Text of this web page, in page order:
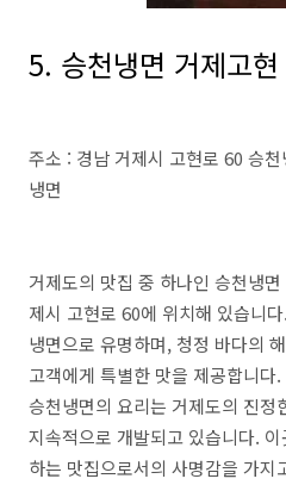
5. 승천냉면 거제고
주소 : 경남 거제시 고현로 60 승천
냉면
거제도의 맛집 중 하나인 승천냉
제시 고현로 60에 위치해 있습니
냉면으로 유명하며, 청정 바다의
고객에게 특별한 맛을 제공합니다.
승천냉면의 요리는 거제도의 진정
지속적으로 개발되고 있습니다.
하는 맛집으로서의 사명감을 가지